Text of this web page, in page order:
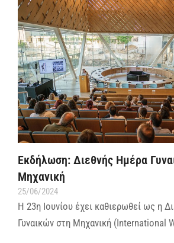
Εκδήλωση: Διεθνής Ημέρα
Μηχανική
25/06/2024
Η 23η Ιουνίου έχει καθιερωθεί ως η
Γυναικών στη Μηχανική (International